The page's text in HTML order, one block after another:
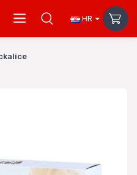
HR